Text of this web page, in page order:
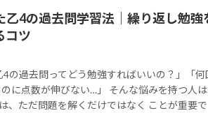
乙4の過去問学習法｜繰り返し勉強
コツ
4の過去問ってどう勉強すればいいの？」「何
に点数が伸びない…」 そんな悩みを持つ人
、ただ問題を解くだけではなく ことが重要で